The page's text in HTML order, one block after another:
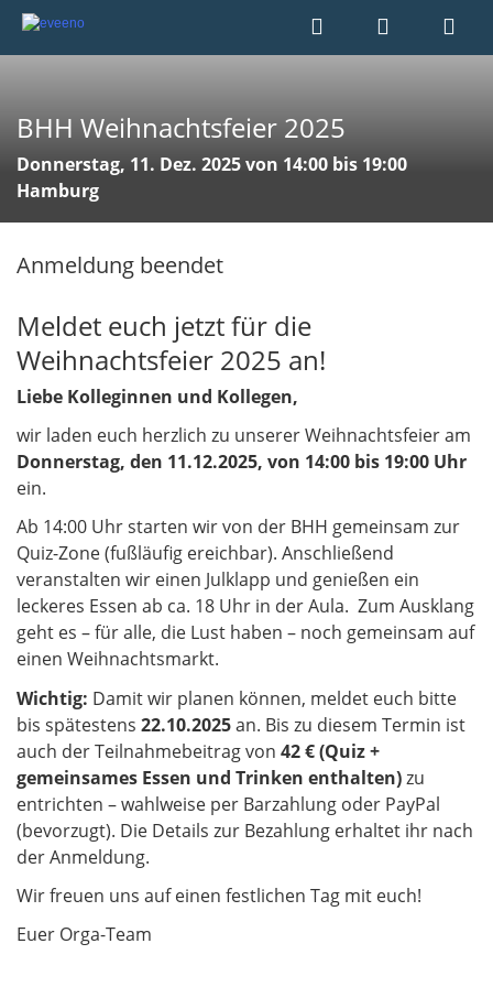
BHH Weihnachtsfeier 2025
Donnerstag, 11. Dez. 2025 von 14:00 bis 19:00
Hamburg
Anmeldung beendet
Meldet euch jetzt für die
Weihnachtsfeier 2025 an!
Liebe Kolleginnen und Kollegen,
wir laden euch herzlich zu unserer Weihnachtsfeier am
Donnerstag, den 11.12.2025, von 14:00 bis 19:00 Uhr
ein.
Ab 14:00 Uhr starten wir von der BHH gemeinsam zur
Quiz-Zone (fußläufig ereichbar). Anschließend
veranstalten wir einen Julklapp und genießen ein
leckeres Essen ab ca. 18 Uhr in der Aula. Zum Ausklang
geht es – für alle, die Lust haben – noch gemeinsam auf
einen Weihnachtsmarkt.​​​​​​​
Wichtig: Damit wir planen können, meldet euch bitte
bis spätestens 22.10.2025an. Bis zu diesem Termin ist
auch der Teilnahmebeitrag von 42 €(Quiz +
gemeinsames Essen und Trinken enthalten)zu
entrichten – wahlweise per Barzahlung oder PayPal
(bevorzugt). Die Details zur Bezahlung erhaltet ihr nach
der Anmeldung.
Wir freuen uns auf einen festlichen Tag mit euch!
Euer Orga-Team